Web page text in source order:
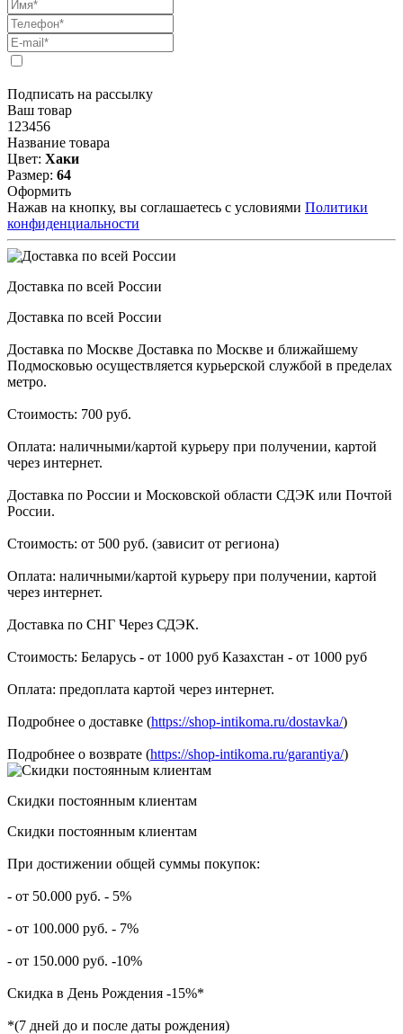
Подписать на рассылку
Ваш товар
123456
Название товара
Цвет: Хаки
Размер: 64
Оформить
Нажав на кнопку, вы соглашаетесь с условиями Политики
конфиденциальности
Доставка по всей России
Доставка по всей России
Доставка по Москве Доставка по Москве и ближайшему
Подмосковью осуществляется курьерской службой в пределах
метро.
Стоимость: 700 руб.
Оплата: наличными/картой курьеру при получении, картой
через интернет.
Доставка по России и Московской области СДЭК или Почтой
России.
Стоимость: от 500 руб. (зависит от региона)
Оплата: наличными/картой курьеру при получении, картой
через интернет.
Доставка по СНГ Через СДЭК.
Стоимость: Беларусь - от 1000 руб Казахстан - от 1000 руб
Оплата: предоплата картой через интернет.
Подробнее о доставке (https://shop-intikoma.ru/dostavka/)
Подробнее о возврате (https://shop-intikoma.ru/garantiya/)
Скидки постоянным клиентам
Скидки постоянным клиентам
При достижении общей суммы покупок:
- от 50.000 руб. - 5%
- от 100.000 руб. - 7%
- от 150.000 руб. -10%
Скидка в День Рождения -15%*
*(7 дней до и после даты рождения)